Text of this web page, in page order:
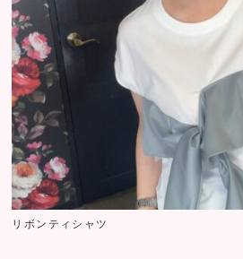
リボンティシャツ